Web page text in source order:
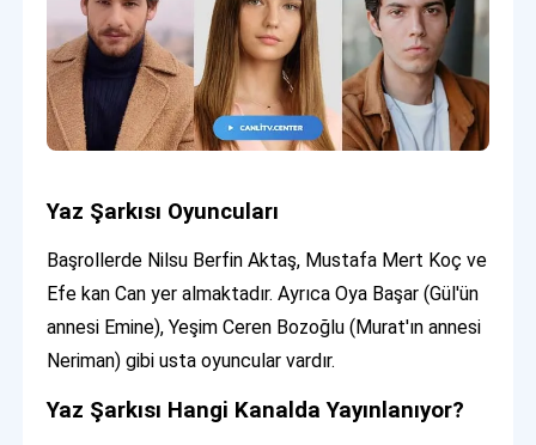
Yaz Şarkısı Oyuncuları
Başrollerde Nilsu Berfin Aktaş, Mustafa Mert Koç ve
Efe kan Can yer almaktadır. Ayrıca Oya Başar (Gül'ün
annesi Emine), Yeşim Ceren Bozoğlu (Murat'ın annesi
Neriman) gibi usta oyuncular vardır.
Yaz Şarkısı Hangi Kanalda Yayınlanıyor?